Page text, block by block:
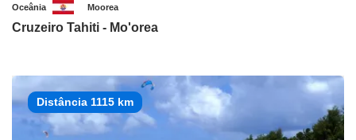
Oceânia Moorea
Cruzeiro Tahiti - Mo'orea
Distância 1115 km